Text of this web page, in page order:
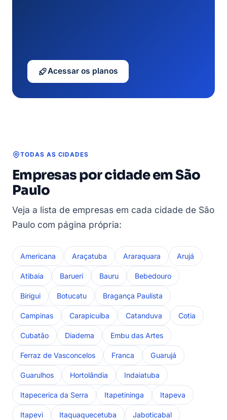
Acessar os planos
TODAS AS CIDADES
Empresas por cidade em São
Paulo
Veja a lista de empresas em cada cidade de São
Paulo com página própria:
Americana Araçatuba Araraquara Arujá
Atibaia Barueri Bauru Bebedouro
Birigui Botucatu Bragança Paulista
Campinas Carapicuíba Catanduva Cotia
Cubatão Diadema Embu das Artes
Ferraz de Vasconcelos Franca Guarujá
Guarulhos Hortolândia Indaiatuba
Itapecerica da Serra Itapetininga Itapeva
Itapevi Itaquaquecetuba Jaboticabal